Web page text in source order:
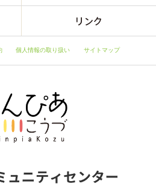
個人情報の取り扱い サイトマップ